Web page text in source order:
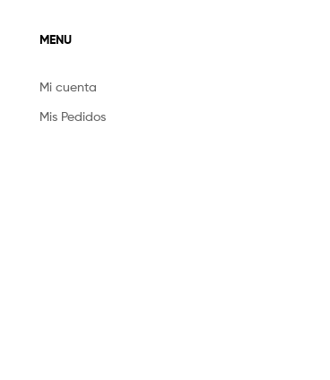
MENU
Mi cuenta
Mis Pedidos